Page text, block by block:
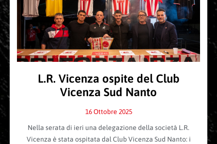
L.R. Vicenza ospite del Club
Vicenza Sud Nanto
16 Ottobre 2025
Nella serata di ieri una delegazione della società L.R.
Vicenza è stata ospitata dal Club Vicenza Sud Nanto: i